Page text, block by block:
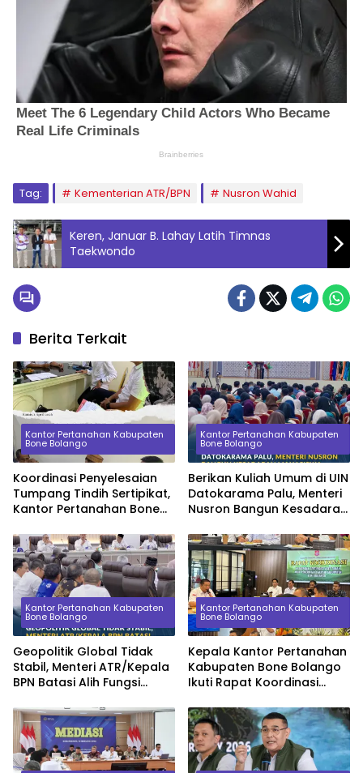
Tag: Kementerian ATR/BPN Nusron Wahid
Keren, Januar B. Lahay Latih Timnas
Taekwondo
Berita Terkait
Kantor Pertanahan Kabupaten
Bone Bolango
Koordinasi Penyelesaian
Tumpang Tindih Sertipikat,
Kantor Pertanahan Bone
Kanwil BPN Provinsi
Gorontalo
Kantor Pertanahan Kabupaten
Bone Bolango
Berikan Kuliah Umum di UIN
Datokarama Palu, Menteri
Nusron Bangun Kesadaran
Ekonomi Tanah
Kantor Pertanahan Kabupaten
Bone Bolango
Geopolitik Global Tidak
Stabil, Menteri ATR/Kepala
BPN Batasi Alih Fungsi
Ketahanan Pangan
Kantor Pertanahan Kabupaten
Bone Bolango
Kepala Kantor Pertanahan
Kabupaten Bone Bolango
Ikuti Rapat Koordinasi
Aset Tanah Pemerintah
Daerah